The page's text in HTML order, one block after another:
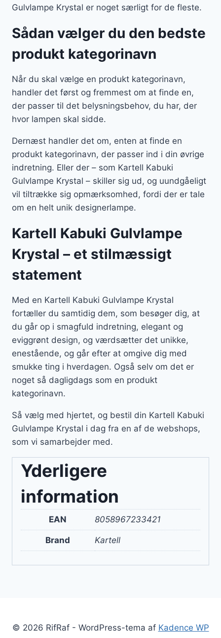
Gulvlampe Krystal er noget særligt for de fleste.
Sådan vælger du den bedste
produkt kategorinavn
Når du skal vælge en produkt kategorinavn,
handler det først og fremmest om at finde en,
der passer til det belysningsbehov, du har, der
hvor lampen skal sidde.
Dernæst handler det om, enten at finde en
produkt kategorinavn, der passer ind i din øvrige
indretning. Eller der – som Kartell Kabuki
Gulvlampe Krystal – skiller sig ud, og uundgåeligt
vil tiltrække sig opmærksomhed, fordi der er tale
om en helt unik designerlampe.
Kartell Kabuki Gulvlampe
Krystal – et stilmæssigt
statement
Med en Kartell Kabuki Gulvlampe Krystal
fortæller du samtidig dem, som besøger dig, at
du går op i smagfuld indretning, elegant og
eviggrønt design, og værdsætter det unikke,
enestående, og går efter at omgive dig med
smukke ting i hverdagen. Også selv om det er
noget så dagligdags som en produkt
kategorinavn.
Så vælg med hjertet, og bestil din Kartell Kabuki
Gulvlampe Krystal i dag fra en af de webshops,
som vi samarbejder med.
Yderligere
information
EAN 8058967233421
Brand Kartell
© 2026 RifRaf - WordPress-tema af Kadence WP